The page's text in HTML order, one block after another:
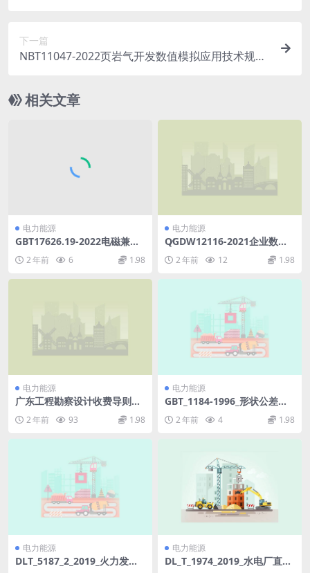
下一篇
NBT11047-2022页岩气开发数值模拟应用技术规范
相关文章
电力能源
GBT17626.19-2022电磁兼容
试验和测量技术第19部分：交
流电源端口2kHz~150kHz差
2 年前 6 1.98
电力能源
Q∕GDW12116-2021企业数据
盘点技术规范(5.82MB)pdf
2 年前 12 1.98
电力能源
广东工程勘察设计收费导则第
2 年前 93 1.98
电力能源
GBT_1184-1996_形状公差和
位置公差_未注公差值.pdf
2 年前 4 1.98
电力能源
DLT_5187_2_2019_火力发电
电力能源
DL_T_1974_2019_水电厂直流